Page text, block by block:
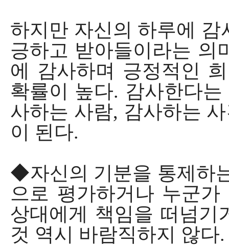
하지만 자신의 하루에
긍하고 받아들이라는 의
에 감사하며 긍정적인
확률이 높다. 감사한다
사하는 사람, 감사하는
이 된다.
◆자신의 기분을 통제하
으로 평가하거나 누군
상대에게 책임을 떠넘기
것 역시 바람직하지 않다.